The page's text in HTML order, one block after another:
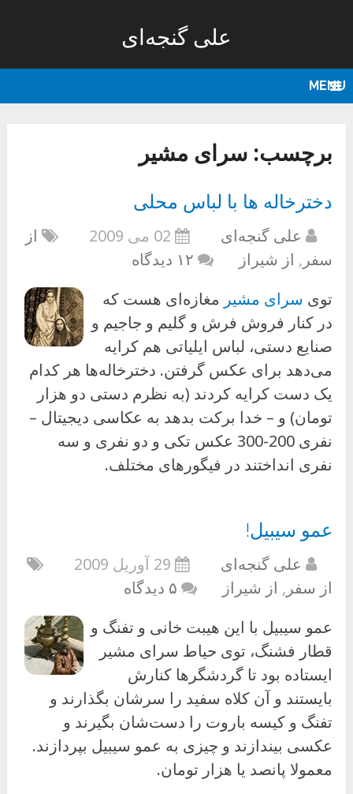
علی گنجه‌ای
MENU
برچسب:سرای مشیر
دخترخاله ها با لباس محلی
علی گنجه‌ای 02 می 2009
از
سفر , از شیراز
۱۲ دیدگاه
توی سرای مشیر مغازه‌ای هست که
در کنار فروش فرش و گلیم و جاجیم و
صنایع دستی، لباس ایلیاتی هم کرایه
می‌دهد برای عکس گرفتن. دخترخاله‌ها هر کدام
یک دست کرایه کردند (به نظرم دستی دو هزار
تومان) و – خدا برکت بدهد به عکاسی دیجیتال –
نفری 200-300 عکس تکی و دو نفری و سه
نفری انداختند در فیگورهای مختلف.
عمو سیبیل!
علی گنجه‌ای
29 آوریل 2009
از سفر , از شیراز
۵ دیدگاه
عمو سیبیل با این هیبت خانی و تفنگ و
قطار فشنگ، توی حیاط سرای مشیر
ایستاده بود تا گردشگرها کنارش
بایستند و آن کلاه سفید را سرشان بگذارند و
تفنگ و کیسه باروت را دست‌شان بگیرند و
عکسی بیندازند و چیزی به عمو سیبیل بپردازند.
معمولا پانصد یا هزار تومان.